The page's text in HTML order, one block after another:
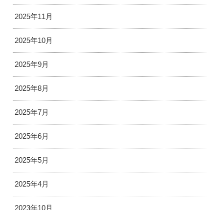
2025年11月
2025年10月
2025年9月
2025年8月
2025年7月
2025年6月
2025年5月
2025年4月
2023年10月